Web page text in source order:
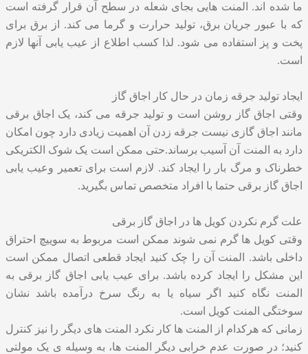
ما شده اند. المنت هایی بجای شعله در سطح آن قرار گرفته است
که با عبور جریان برق، تولید حرارت و گرما می کند. از برق برای
پخت و پز استفاده می شود. لذا کسب اطلاع از عیب یابی آنها لازم
است.
ایجاد تولید جرقه زمان در حال کار اجاق گاز
وقتی اجاق گاز روشن است و تولید جرقه می کند، یک اجاق برقی
مانند اجاق گازی نیست جرقه زدن آن اهمیت زیادی دارد چون امکان
دارد به المنت آن آسیب برساند.حتی ممکن است یک شوک الکتریکی
خطرناک و مرگ بار را ایجاد کند. لازم است برای تعمیر وعیب یابی
اجاق گاز برقی حتما با افراد متخصص تماس بگیرید.
علت گرم نکردن کویل ها در اجاق گاز برقی
وقتی کویل ها گرم نمی شوند ممکن است مربوط به سوییچ احتراق
داخلی باشد. المنت آن را چک کنید ایجاد قطعی اتصال ممکن است
این مشکل را ایجاد کرده باشد. برای عیب یابی اجاق گاز برقی به
المنت نگاه کنید اگر سیاه یا به رنگ سرخ درآمده باشد نشان
سوختگی المنت کویل است.
زمانی که هرکدام از المنت ها کار نکرد المنت های دیگر را نیز کنترل
کنید؛ در صورت عدم خرابی دیگر المنت ها، به وسیله ی یک مولتی